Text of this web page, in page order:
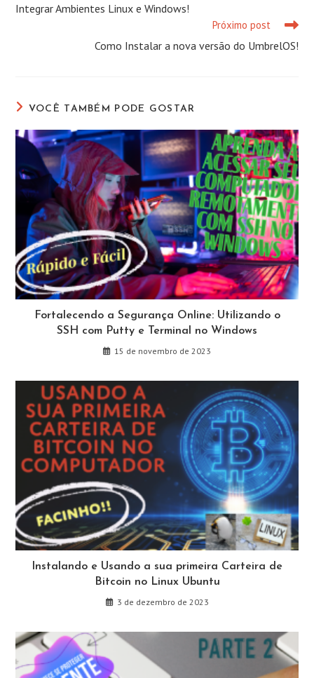
Integrar Ambientes Linux e Windows!
Próximo post
Como Instalar a nova versão do UmbrelOS!
VOCÊ TAMBÉM PODE GOSTAR
Fortalecendo a Segurança Online: Utilizando o
SSH com Putty e Terminal no Windows
15 de novembro de 2023
Instalando e Usando a sua primeira Carteira de
Bitcoin no Linux Ubuntu
3 de dezembro de 2023